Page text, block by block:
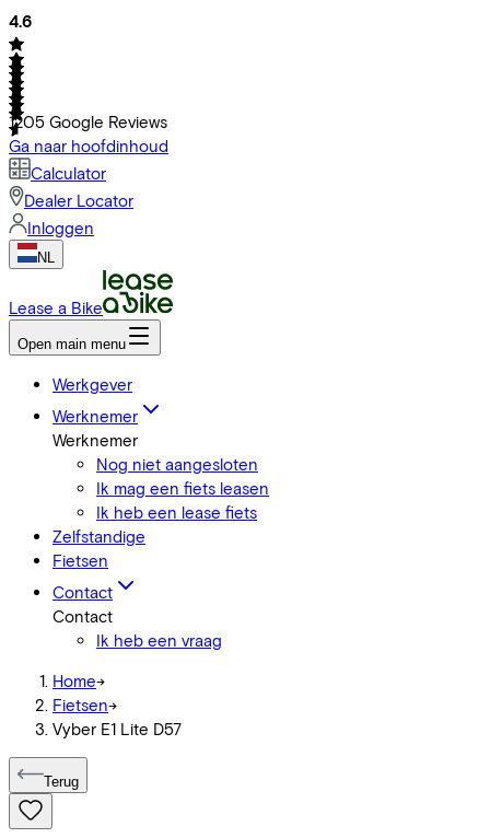
4.6
1205 Google Reviews
Ga naar hoofdinhoud
Calculator
Dealer Locator
Inloggen
NL
Lease a Bike
Open main menu
Werkgever
Werknemer
Werknemer
Nog niet aangesloten
Ik mag een fiets leasen
Ik heb een lease fiets
Zelfstandige
Fietsen
Contact
Contact
Ik heb een vraag
Home->
Fietsen->
Vyber E1 Lite D57
Terug